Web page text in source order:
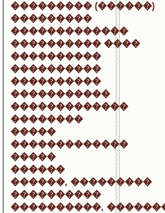
��������� (������)
���������
�������������
���������� ����
����������
����������
����������
�����������
�������������
��������
�����
�������������
�����
������
������, ���������
����������
����������,